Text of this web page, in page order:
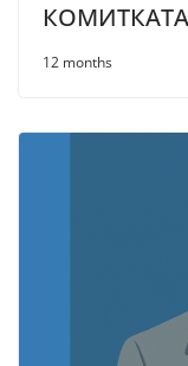
12 months